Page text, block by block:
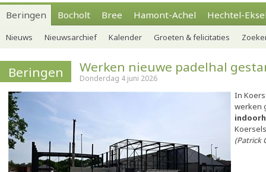
Beringen Bocholt Bree Hamont-Achel Hechtel-
Nieuws Nieuwsarchief Kalender Groeten & felicitaties
Beringen Werken nieuwe padelhal
Donderdag 4 juni 2026
In
werken
(Patrick